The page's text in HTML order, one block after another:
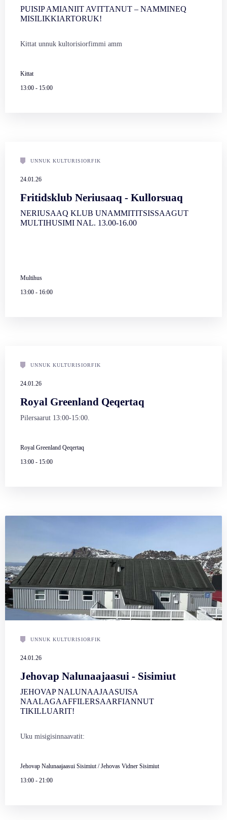
PUISIP AMIANIIT AVITTANUT – NAMMINEQ
MISILIKKIARTORUK!
Kittat unnuk kultorisiorfimmi amm
Kittat
13:00 - 15:00
UNNUK KULTURISIORFIK
24.01.26
Fritidsklub Neriusaaq - Kullorsuaq
NERIUSAAQ KLUB UNAMMITITSISSAAGUT
MULTIHUSIMI NAL. 13.00-16.00
Multihus
13:00 - 16:00
UNNUK KULTURISIORFIK
24.01.26
Royal Greenland Qeqertaq
Pilersaarut 13:00-15:00.
Royal Greenland Qeqertaq
13:00 - 15:00
UNNUK KULTURISIORFIK
24.01.26
Jehovap Nalunaajaasui - Sisimiut
JEHOVAP NALUNAAJAASUISA
NAALAGAAFFILERSAARFIANNUT
TIKILLUARIT!
Uku misigisinnaavatit:
Jehovap Nalunaajaasui Sisimiut / Jehovas Vidner Sisimiut
13:00 - 21:00